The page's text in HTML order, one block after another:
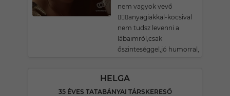
nem vagyok vevő
🙋🏽‍♀️anyagiakkal-kocsival
nem tudsz levenni a
lábaimról,csak
őszinteséggel,jó humorral,
HELGA
35 ÉVES TATABÁNYAI TÁRSKERESŐ